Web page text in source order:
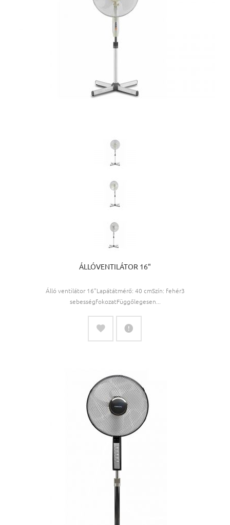
ÁLLÓVENTILÁTOR 16"
Álló ventilátor 16"Lapátátmérő: 40 cmSzín: fehér3
sebességfokozatFüggőlegesen...